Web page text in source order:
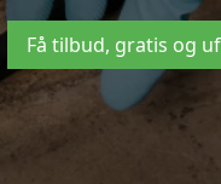
Få tilbud, gratis og